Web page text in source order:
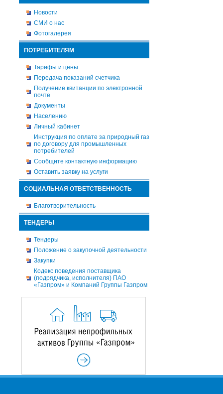
Новости
СМИ о нас
Фотогалерея
ПОТРЕБИТЕЛЯМ
Тарифы и цены
Передача показаний счетчика
Получение квитанции по электронной
почте
Документы
Населению
Личный кабинет
Инструкция по оплате за природный газ
по договору для промышленных
потребителей
Сообщите контактную информацию
Оставить заявку на услуги
СОЦИАЛЬНАЯ ОТВЕТСТВЕННОСТЬ
Благотворительность
ТЕНДЕРЫ
Тендеры
Положение о закупочной деятельности
Закупки
Кодекс поведения поставщика
(подрядчика, исполнителя) ПАО
«Газпром» и Компаний Группы Газпром